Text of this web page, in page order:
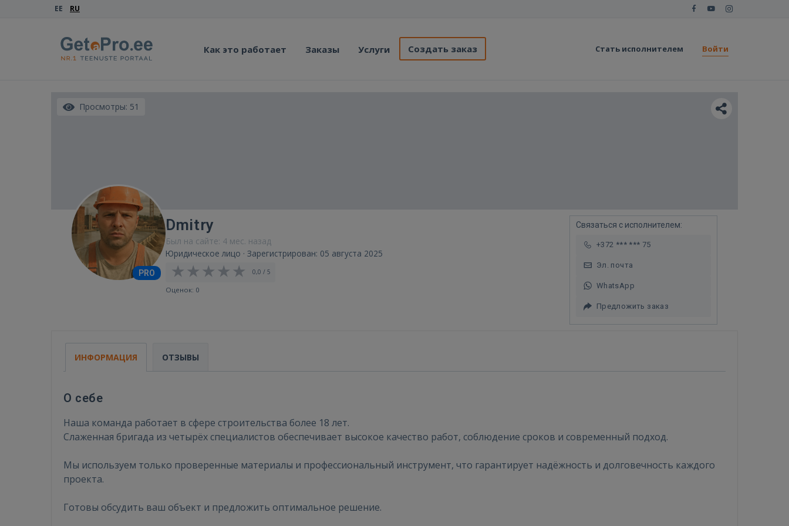
EE RU
Как это работает Заказы Услуги Создать заказ Стать исполнителем Войти
Просмотры: 51
PRO
Dmitry
Был на сайте: 4 мес. назад
Юридическое лицо · Зарегистрирован: 05 августа 2025
0,0 / 5
Оценок: 0
Связаться с исполнителем:
+372 *** *** 75
Эл. почта
WhatsApp
Предложить заказ
ИНФОРМАЦИЯ ОТЗЫВЫ
О себе
Наша команда работает в сфере строительства более 18 лет.
Слаженная бригада из четырёх специалистов обеспечивает высокое качество работ, соблюдение сроков и современный подход.
Мы используем только проверенные материалы и профессиональный инструмент, что гарантирует надёжность и долговечность каждого
проекта.
Готовы обсудить ваш объект и предложить оптимальное решение.